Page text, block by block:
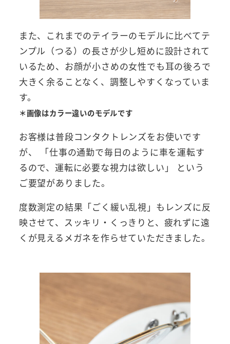
また、これまでのテイラーのモデルに比べてテ
ンプル（つる）の長さが少し短めに設計されて
いるため、お顔が小さめの女性でも耳の後ろで
大きく余ることなく、調整しやすくなっていま
す。
＊画像はカラー違いのモデルです
お客様は普段コンタクトレンズをお使いです
が、 「仕事の通勤で毎日のように車を運転す
るので、運転に必要な視力は欲しい」 という
ご要望がありました。
度数測定の結果「ごく緩い乱視」もレンズに反
映させて、スッキリ・くっきりと、疲れずに遠
くが見えるメガネを作らせていただきました。